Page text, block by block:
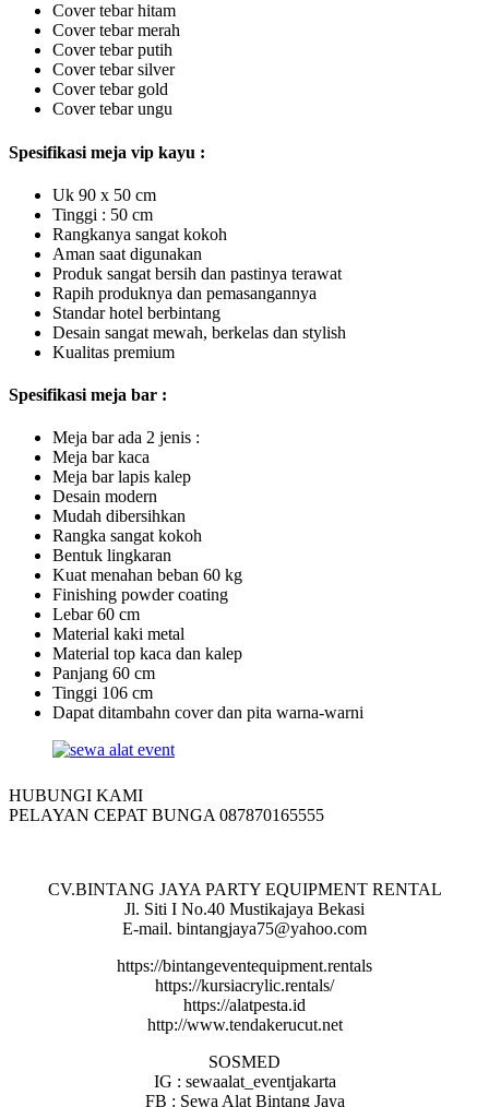
Cover tebar hitam
Cover tebar merah
Cover tebar putih
Cover tebar silver
Cover tebar gold
Cover tebar ungu
Spesifikasi meja vip kayu :
Uk 90 x 50 cm
Tinggi : 50 cm
Rangkanya sangat kokoh
Aman saat digunakan
Produk sangat bersih dan pastinya terawat
Rapih produknya dan pemasangannya
Standar hotel berbintang
Desain sangat mewah, berkelas dan stylish
Kualitas premium
Spesifikasi meja bar :
Meja bar ada 2 jenis :
Meja bar kaca
Meja bar lapis kalep
Desain modern
Mudah dibersihkan
Rangka sangat kokoh
Bentuk lingkaran
Kuat menahan beban 60 kg
Finishing powder coating
Lebar 60 cm
Material kaki metal
Material top kaca dan kalep
Panjang 60 cm
Tinggi 106 cm
Dapat ditambahn cover dan pita warna-warni
HUBUNGI KAMI
PELAYAN CEPAT BUNGA 087870165555
CV.BINTANG JAYA PARTY EQUIPMENT RENTAL
Jl. Siti I No.40 Mustikajaya Bekasi
E-mail. bintangjaya75@yahoo.com
https://bintangeventequipment.rentals
https://kursiacrylic.rentals/
https://alatpesta.id
http://www.tendakerucut.net
SOSMED
IG : sewaalat_eventjakarta
FB : Sewa Alat Bintang Jaya